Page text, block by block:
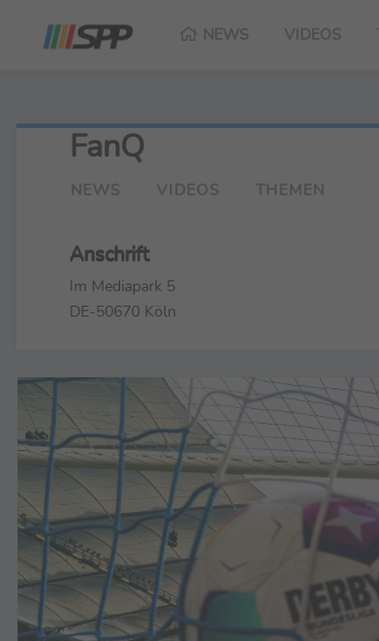
NEWS VIDEOS
FanQ
NEWS VIDEOS THEMEN
Anschrift
Im Mediapark 5
DE-50670 Köln